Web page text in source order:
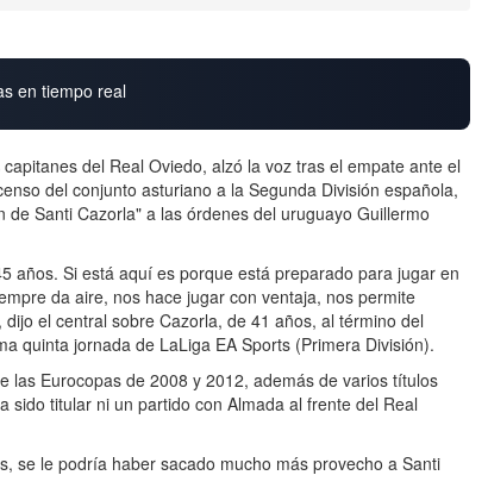
en tiempo real
del Real Oviedo, alzó la voz tras el empate ante el
del conjunto asturiano a la Segunda División española,
Santi Cazorla" a las órdenes del uruguayo Guillermo
años. Si está aquí es porque está preparado para jugar en
da aire, nos hace jugar con ventaja, nos permite
el central sobre Cazorla, de 41 años, al término del
quinta jornada de LaLiga EA Sports (Primera División).
las Eurocopas de 2008 y 2012, además de varios títulos
sido titular ni un partido con Almada al frente del Real
se le podría haber sacado mucho más provecho a Santi